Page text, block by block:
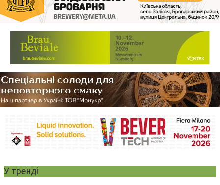
У тренді